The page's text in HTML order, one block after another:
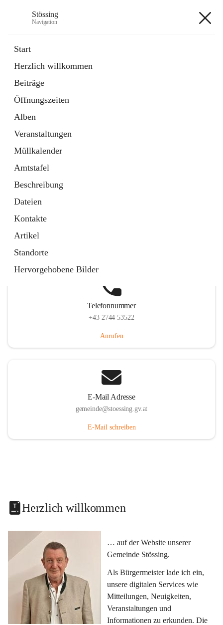
Stössing
Navigation
Start
Herzlich willkommen
Beiträge
Öffnungszeiten
Alben
Veranstaltungen
Müllkalender
Amtstafel
Beschreibung
Dateien
Kontakte
Artikel
Standorte
Hervorgehobene Bilder
Datei
in
Tab
Kindergarten
öffnet
in
neuem
Tab
Telefonnummer
+43 2744 53522
Anrufen
E-Mail Adresse
gemeinde@stoessing.gv.at
E-Mail schreiben
Herzlich willkommen
… auf der Website unserer
Gemeinde Stössing.
Als Bürgermeister lade ich ein,
unsere digitalen Services wie
Mitteilungen, Neuigkeiten,
Veranstaltungen und
Informationen zu erkunden. Die